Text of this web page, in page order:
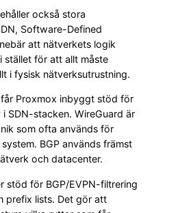
också stora
Software-Defined
att nätverkets logik
stället för att allt måste
i fysisk nätverksutrustning.
Proxmox inbyggt stöd för
i SDN-stacken. WireGuard är
som ofta används för
BGP används främst
och datacenter.
stöd för BGP/EVPN-filtrering
prefix lists. Det gör att